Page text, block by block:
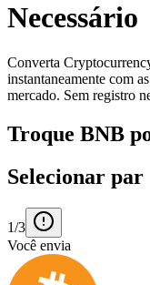
Necessário
Converta
instantaneamente com
mercado. Sem registro
Troque BNB
Selecionar par
1/3
Você envia